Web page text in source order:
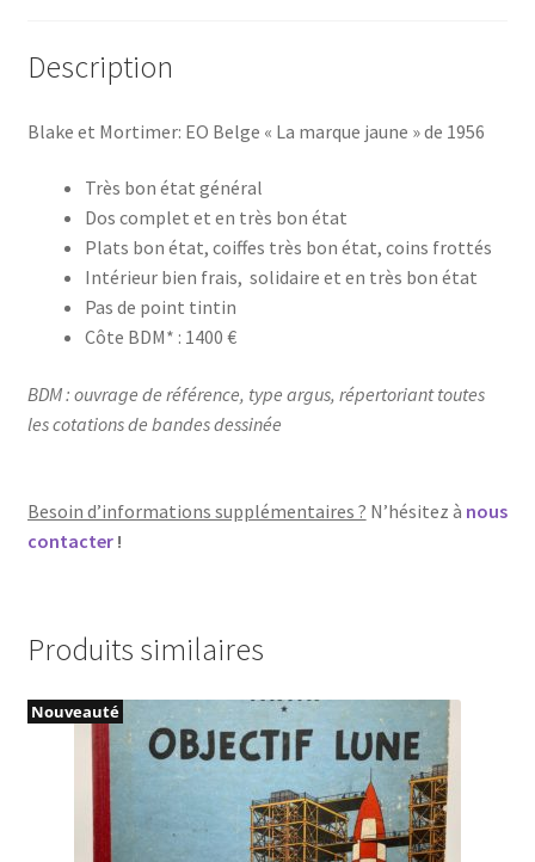
Description
Blake et Mortimer: EO Belge « La marque jaune » de 1956
Très bon état général
Dos complet et en très bon état
Plats bon état, coiffes très bon état, coins frottés
Intérieur bien frais, solidaire et en très bon état
Pas de point tintin
Côte BDM* : 1400 €
BDM : ouvrage de référence, type argus, répertoriant toutes
les cotations de bandes dessinée
Besoin d’informations supplémentaires ? N’hésitez à nous
contacter!
Produits similaires
Nouveauté